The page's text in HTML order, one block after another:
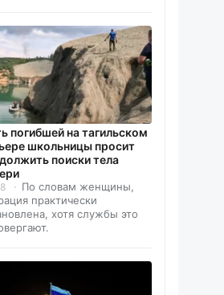
погибшей на тагильском
школьницы просит
поиски тела
По словам женщины,
практически
хотя службы это